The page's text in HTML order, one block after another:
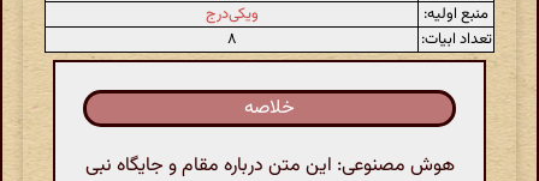
منبع اولیه:
ویکی‌درج
تعداد ابیات:
۸
خلاصه
هوش مصنوعی: این متن درباره مقام و جایگاه نبی